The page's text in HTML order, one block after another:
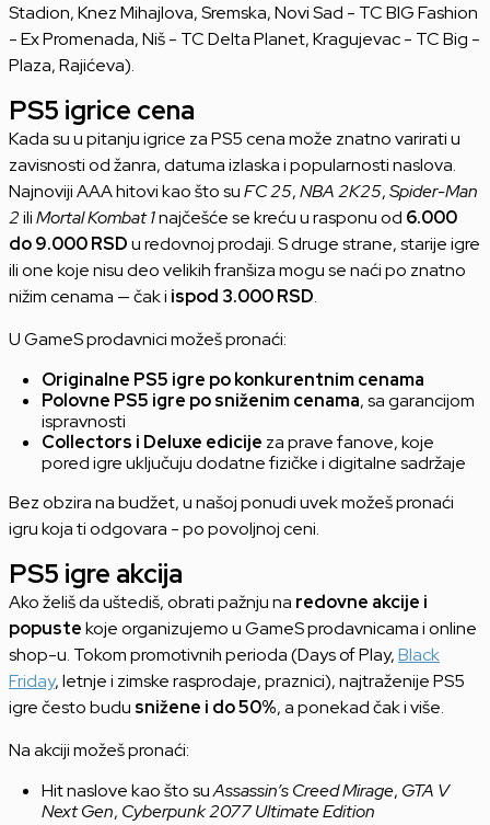
Stadion, Knez Mihajlova, Sremska, Novi Sad - TC BIG Fashion
- Ex Promenada, Niš - TC Delta Planet, Kragujevac - TC Big -
Plaza, Rajićeva).
PS5 igrice cena
Kada su u pitanju igrice za PS5 cena može znatno varirati u
zavisnosti od žanra, datuma izlaska i popularnosti naslova.
Najnoviji AAA hitovi kao što suFC 25,NBA 2K25,Spider-Man
2iliMortal Kombat 1najčešće se kreću u rasponu od 6.000
do 9.000 RSDu redovnoj prodaji. S druge strane, starije igre
ili one koje nisu deo velikih franšiza mogu se naći po znatno
nižim cenama — čak i ispod 3.000 RSD.
U GameS prodavnici možeš pronaći:
Originalne PS5 igre po konkurentnim cenama
Polovne PS5 igre po sniženim cenama, sa garancijom
ispravnosti
Collectors i Deluxe edicije za prave fanove, koje
pored igre uključuju dodatne fizičke i digitalne sadržaje
Bez obzira na budžet, u našoj ponudi uvek možeš pronaći
igru koja ti odgovara - po povoljnoj ceni.
PS5 igre akcija
Ako želiš da uštediš, obrati pažnju na redovne akcije i
popustekoje organizujemo u GameS prodavnicama i online
shop-u. Tokom promotivnih perioda (Days of Play,Black
Friday, letnje i zimske rasprodaje, praznici), najtraženije PS5
igre često budu snižene i do 50%, a ponekad čak i više.
Na akciji možeš pronaći:
Hit naslove kao što suAssassin’s Creed Mirage, GTA V
Next Gen, Cyberpunk 2077 Ultimate Edition